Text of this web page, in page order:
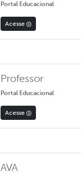
Portal Educacional
Acesse
Professor
Portal Educacional
Acesse
AVA